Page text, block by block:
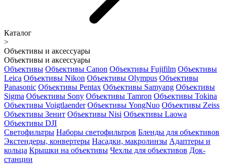
Каталог
>
Объективы и аксессуары
Объективы и аксессуары
Объективы Объективы Canon Объективы Fujifilm Объективы
Leica Объективы Nikon Объективы Olympus Объективы
Panasonic Объективы Pentax Объективы Samyang Объективы
Sigma Объективы Sony Объективы Tamron Объективы Tokina
Объективы Voigtlaender Объективы YongNuo Объективы Zeiss
Объективы Зенит Объективы Nisi Объективы Laowa
Объективы DJI
Светофильтры Наборы светофильтров Бленды для объективов
Экстендеры, конвертеры Насадки, макролинзы Адаптеры и
кольца Крышки на объективы Чехлы для объективов Док-
станции